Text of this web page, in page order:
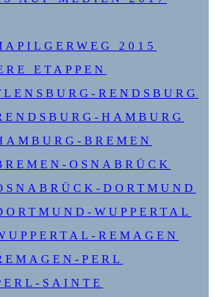
2015
ETAPPEN
RENDSBURG
HAMBURG
BREMEN
OSNABRÜCK
DORTMUND
WUPPERTAL
REMAGEN
PERL
SAINTE